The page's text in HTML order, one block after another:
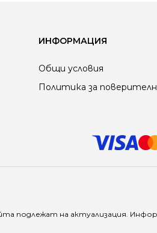
ИНФОРМАЦИЯ
Общи условия
Политика за
подлежат на актуализация.